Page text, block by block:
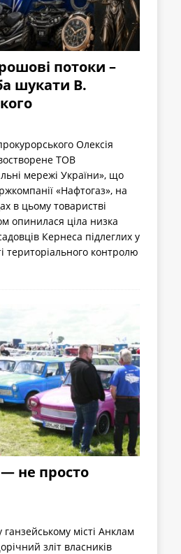
потоки –
шукати В.
Олексія
ТОВ
мережі України», що
«Нафтогаз», на
в цьому товаристві
опинилася ціла низка
Кернеса підлеглих у
територіального контролю
не просто
місті Анклам
зліт власників